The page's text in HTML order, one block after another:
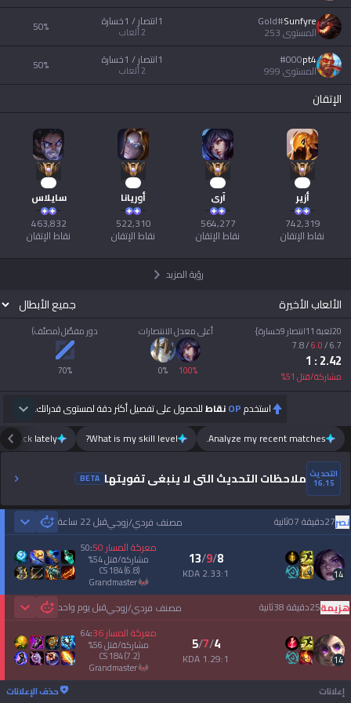
Sunfyre
#
Gold
المستوى253
1انتصار / 1خسارة
2ألعاب 50%
pt4
#000
المستوى999
1انتصار / 1خسارة
2ألعاب 50%
الإتقان
70
أزير
نقاط الإتقان
54
آري
نقاط الإتقان
50
أوريانا
نقاط الإتقان
45
سايلاس
نقاط الإتقان
رؤية المزيد
الألعاب الأخيرة
20لعبة 11انتصار 9خسارة}
6.7
/
6.0
/
7.8
2.42
: 1
مشاركة/قتل 51
%
أعلى معدل الانتصارات
100%
0%
دور مفضّل (مصنّف)
70%
استخدمOPنقاطللحصول على تفصيل أكثر دقة لمستوى قدراتك.
Analyze my recent matches.
What is my skill level?
luck lately?
التحديث
16.15 ملاحظات التحديث التي لا ينبغي تفويتها BETA
مصنف فردي/زوجيقبل 22 ساعة نصر27دقيقة 07ثانية
14
8
/
9
/
13
2.33:1 KDA
معركة المسار50
:
50
مشاركة/قتل54
%
CS184(6.8)
grandmaster
مصنف فردي/زوجيقبل يوم واحد هزيمة25دقيقة 38ثانية
14
4
/
7
/
5
1.29:1 KDA
معركة المسار36
:
64
مشاركة/قتل56
%
CS184(7.2)
grandmaster
إعلانات
حذف الإعلانات